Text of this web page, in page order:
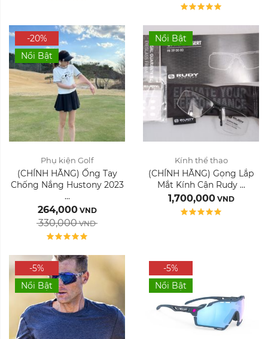
-20%
Nổi Bật
Phụ kiện Golf
(CHÍNH HÃNG) Ống Tay
Chống Nắng Hustony 2023
...
264,000 VND
330,000 VND
Nổi Bật
Kính thể thao
(CHÍNH HÃNG) Gọng Lắp
Mắt Kính Cận Rudy ...
1,700,000 VND
-5%
Nổi Bật
-5%
Nổi Bật